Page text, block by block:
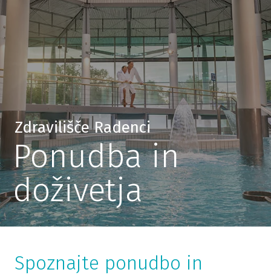
Zdravilišče Radenci
Ponudba in
doživetja
Spoznajte ponudbo in